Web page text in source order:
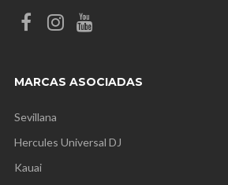
MARCAS ASOCIADAS
Sevillana
Hercules Universal DJ
Kauai